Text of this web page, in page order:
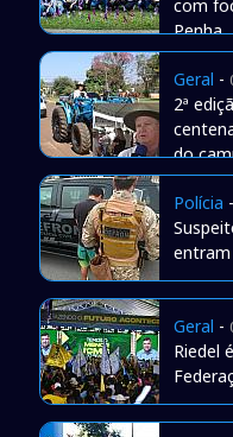
com
Penha
Geral -
2ª
do
Polícia -
Geral -
Riedel